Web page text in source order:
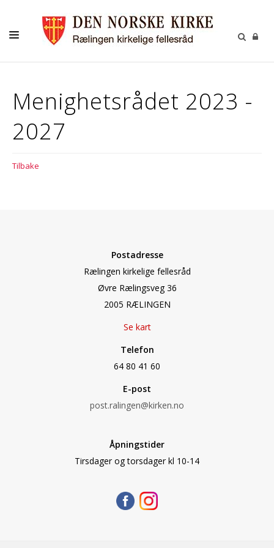
KALENDER
BARNEHAGEN
MENIGHETSRÅDET
Menighetsrådet 2023 -
2027
Tilbake
Postadresse
Rælingen kirkelige fellesråd
Øvre Rælingsveg 36
2005 RÆLINGEN
Se kart
Telefon
64 80 41 60
E-post
post.ralingen@kirken.no
Åpningstider
Tirsdager og torsdager kl 10-14